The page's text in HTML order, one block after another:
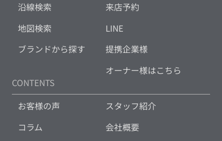
沿線検索
地図検索
ブランドから探す
来店予約
LINE
提携企業様
オーナー様はこちら
CONTENTS
お客様の声
コラム
スタッフ紹介
会社概要